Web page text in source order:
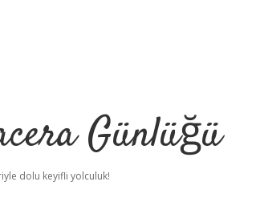
Günlüğü
dolu keyifli yolculuk!